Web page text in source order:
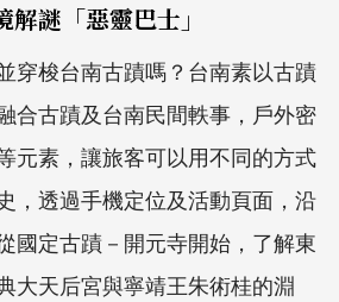
謎「惡靈巴士」
穿梭台南古蹟嗎？台南素以古蹟
合古蹟及台南民間軼事，戶外密
元素，讓旅客可以用不同的方式
，透過手機定位及活動頁面，沿
國定古蹟－開元寺開始，了解東
大天后宮與寧靖王朱術桂的淵